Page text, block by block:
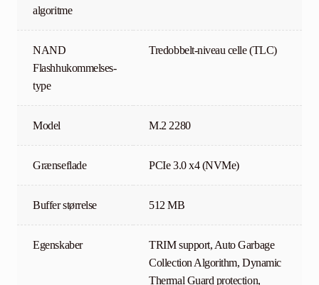
algoritme
NAND
Flashhukommelses-
type
Tredobbelt-niveau celle (TLC)
Model M.2 2280
Grænseflade PCIe 3.0 x4 (NVMe)
Buffer størrelse 512 MB
Egenskaber
TRIM support, Auto Garbage
Collection Algorithm, Dynamic
Thermal Guard protection,